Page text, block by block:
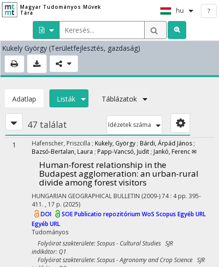
Magyar Tudományos Művek
Tára
hu ?
Kukely György (Területfejlesztés, gazdaság)
Adatlap Listák Táblázatok
47 találat Idézetek száma
1 Hafenscher, Priszcilla ; Kukely, György ; Bárdi, Árpád János ;
Bazsó-Bertalan, Laura ; Papp-Vancsó, Judit ; Jankó, Ferenc ✉
Human-forest relationship in the
Budapest agglomeration: an urban-rural
divide among forest visitors
HUNGARIAN GEOGRAPHICAL BULLETIN (2009-)74: 4 pp. 395-
411. , 17 p. (2025)
DOI
SOE Publicatio repozitóriumWoS Scopus Egyéb URL
Egyéb URL
Tudományos
Folyóirat szakterülete: Scopus - Cultural Studies SJR
indikátor: Q1
Folyóirat szakterülete: Scopus - Agronomy and Crop Science SJR